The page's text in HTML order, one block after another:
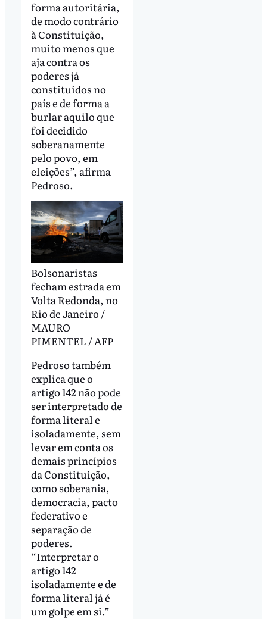
forma autoritária,
de modo contrário
à Constituição,
muito menos que
aja contra os
poderes já
constituídos no
país e de forma a
burlar aquilo que
foi decidido
soberanamente
pelo povo, em
eleições”, afirma
Pedroso.
Bolsonaristas
fecham estrada em
Volta Redonda, no
Rio de Janeiro /
MAURO
PIMENTEL / AFP
Pedroso também
explica que o
artigo 142 não pode
ser interpretado de
forma literal e
isoladamente, sem
levar em conta os
demais princípios
da Constituição,
como soberania,
democracia, pacto
federativo e
separação de
poderes.
“Interpretar o
artigo 142
isoladamente e de
forma literal já é
um golpe em si.”